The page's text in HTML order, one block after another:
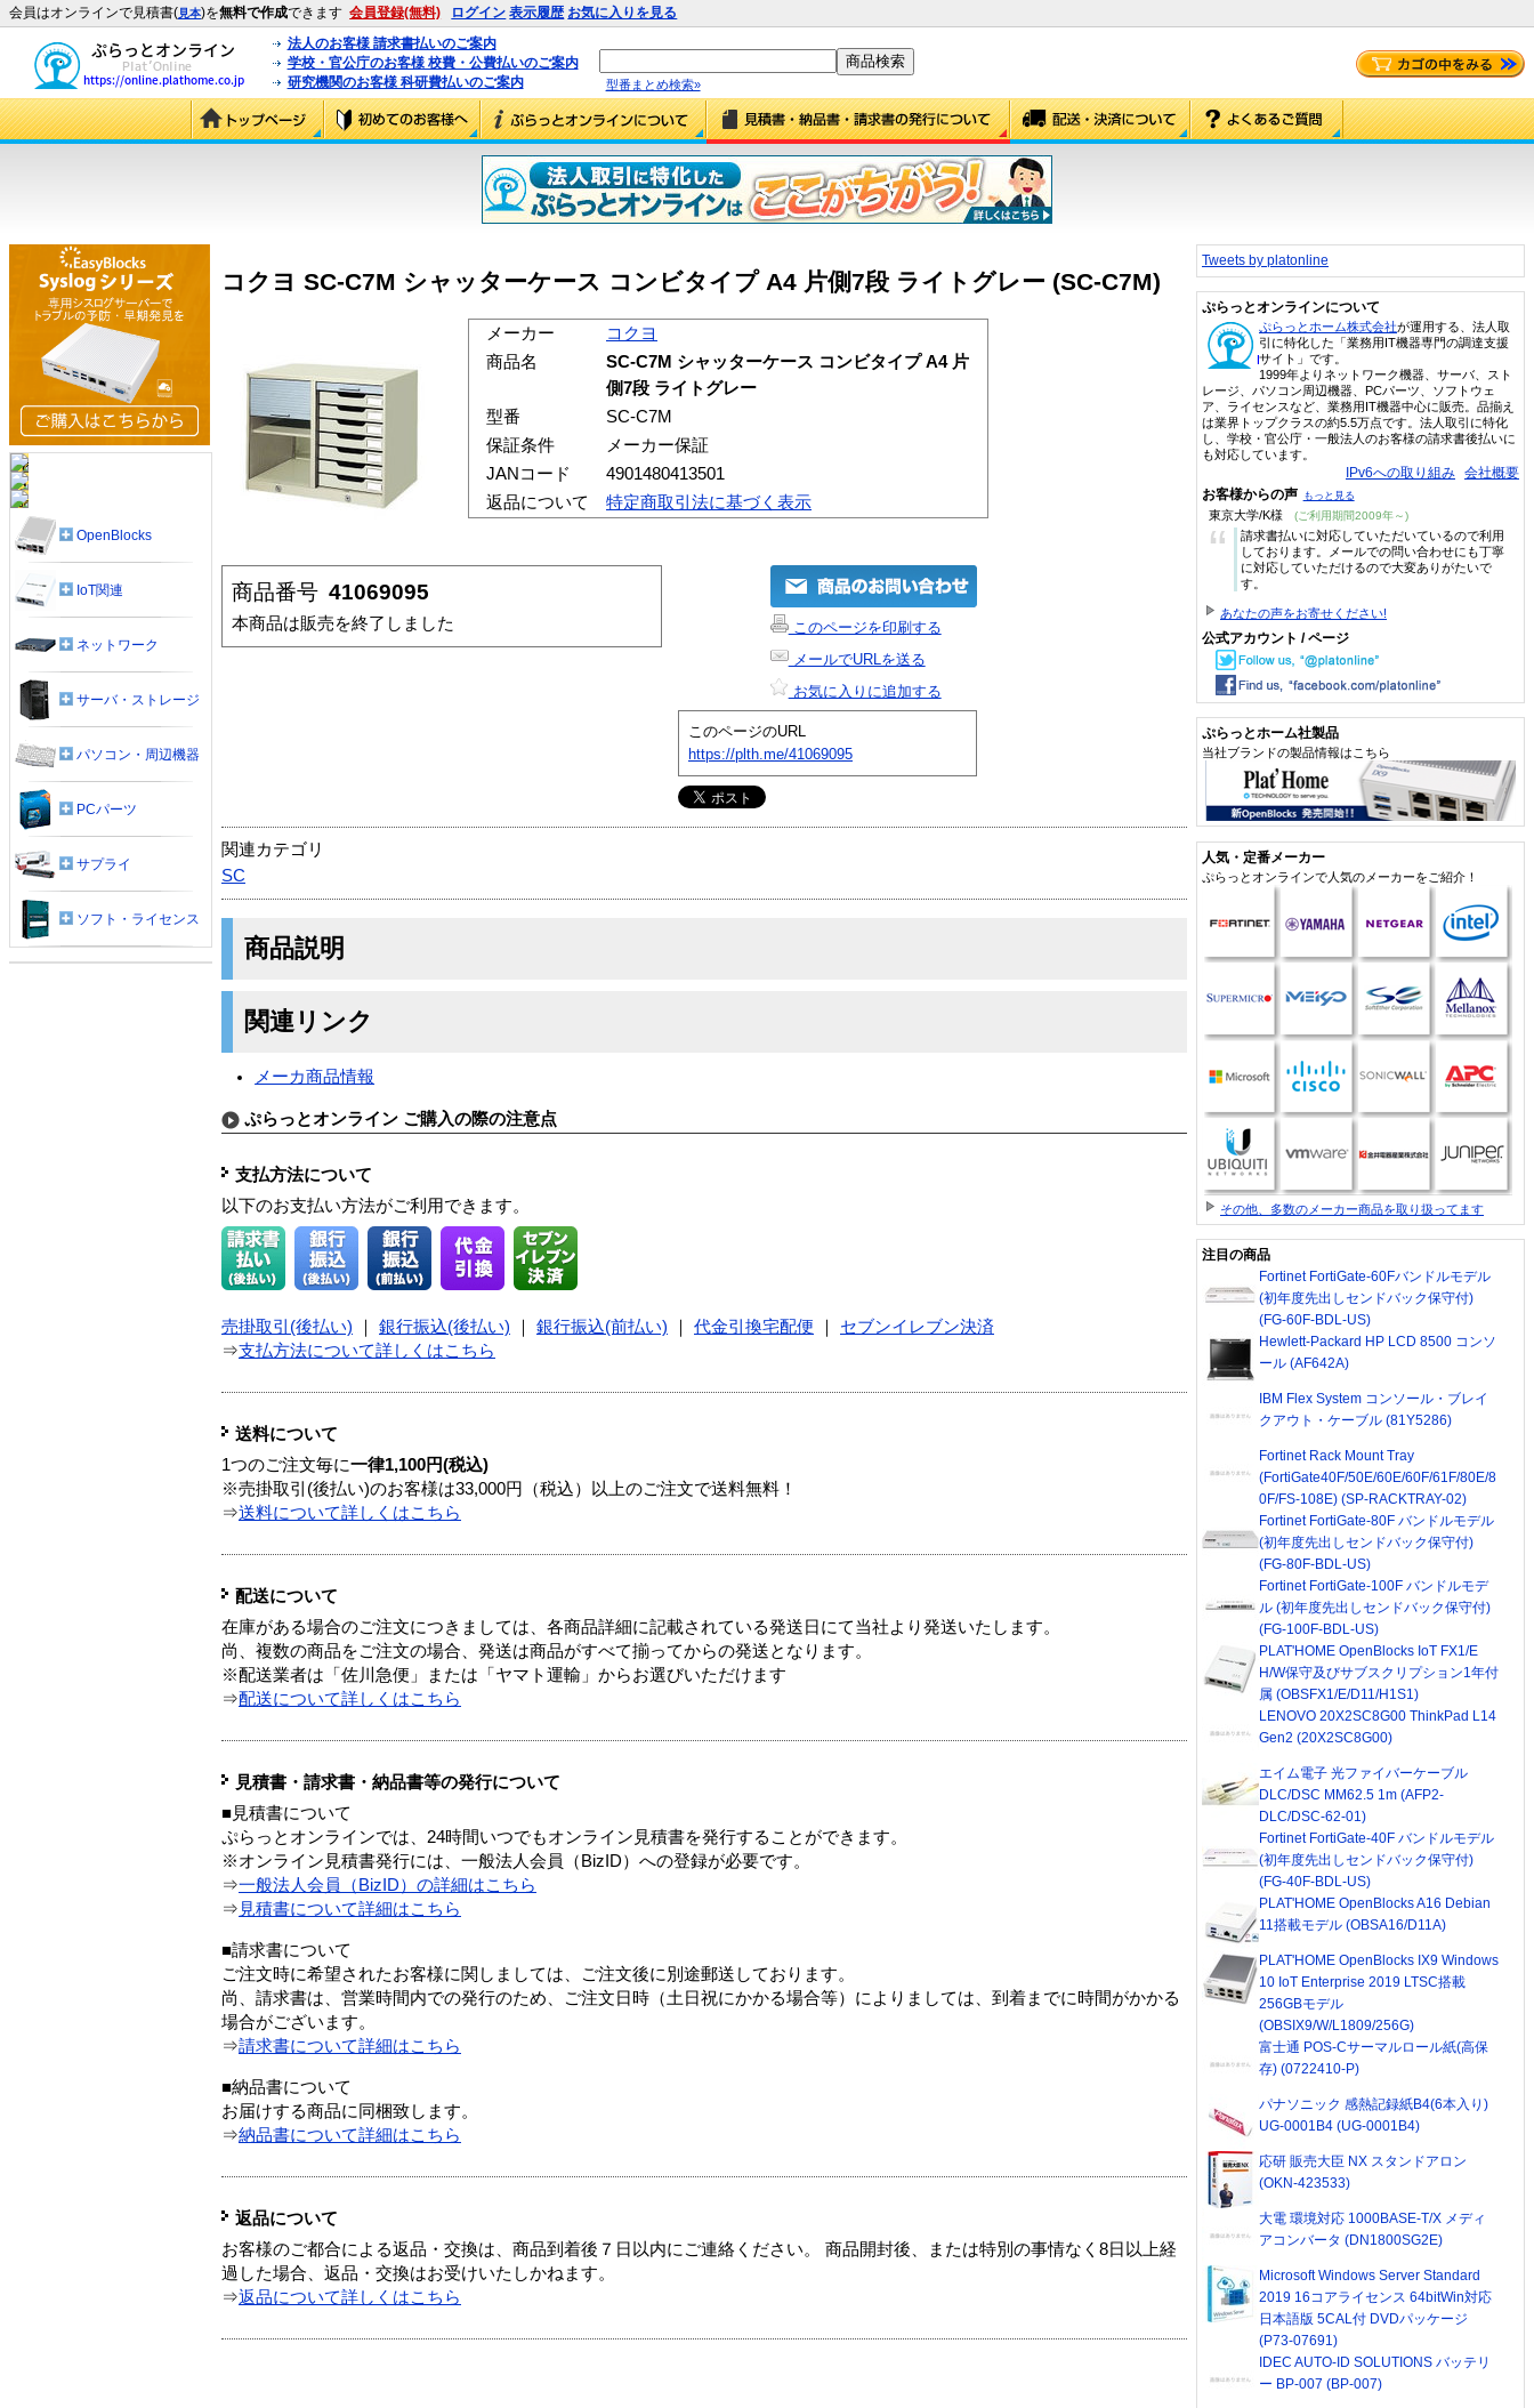
会員はオンラインで見積書(見本)を無料で作成できます 会員登録(無料) ログイン 表示履歴 お気に入りを見る
法人のお客様 請求書払いのご案内
学校・官公庁のお客様 校費・公費払いのご案内
研究機関のお客様 科研費払いのご案内
型番まとめ検索»
コクヨ SC-C7M シャッターケース コンビタイプ A4 片側7段 ライトグレー (SC-C7M)
メーカー
コクヨ
商品名
SC-C7M シャッターケース コンビタイプ A4 片
側7段 ライトグレー
型番
SC-C7M
保証条件
メーカー保証
JANコード
4901480413501
返品について
特定商取引法に基づく表示
商品番号 41069095
本商品は販売を終了しました
このページを印刷する
メールでURLを送る
お気に入りに追加する
このページのURL
https://plth.me/41069095
関連カテゴリ
SC
商品説明
関連リンク
メーカ商品情報
ぷらっとオンライン ご購入の際の注意点
支払方法について
以下のお支払い方法がご利用できます。
売掛取引(後払い) 銀行振込(後払い) 銀行振込(前払い) 代金引換宅配便
セブンイレブン決済
⇒支払方法について詳しくはこちら
送料について
1つのご注文毎に一律1,100円(税込)
※売掛取引(後払い)のお客様は33,000円（税込）以上のご注文で送料無料！
⇒送料について詳しくはこちら
配送について
在庫がある場合のご注文につきましては、各商品詳細に記載されている発送日にて当社より発送いたします。
尚、複数の商品をご注文の場合、発送は商品がすべて揃ってからの発送となります。
※配送業者は「佐川急便」または「ヤマト運輸」からお選びいただけます
⇒配送について詳しくはこちら
見積書・請求書・納品書等の発行について
■見積書について
ぷらっとオンラインでは、24時間いつでもオンライン見積書を発行することができます。
※オンライン見積書発行には、一般法人会員（BizID）への登録が必要です。
⇒一般法人会員（BizID）の詳細はこちら
⇒ 見積書について詳細はこちら
■請求書について
ご注文時に希望されたお客様に関しましては、ご注文後に別途郵送しております。
尚、請求書は、営業時間内での発行のため、ご注文日時（土日祝にかかる場合等）によりましては、到着までに時間がかかる
場合がございます。
⇒請求書について詳細はこちら
■納品書について
お届けする商品に同梱致します。
⇒納品書について詳細はこちら
返品について
お客様のご都合による返品・交換は、商品到着後７日以内にご連絡ください。 商品開封後、または特別の事情なく8日以上経
過した場合、返品・交換はお受けいたしかねます。
⇒返品について詳しくはこちら
OpenBlocks
IoT関連
ネットワーク
サーバ・ストレージ
パソコン・周辺機器
PCパーツ
サプライ
ソフト・ライセンス
Tweets by platonline
ぷらっとオンラインについて
ぷらっとホーム株式会社が運用する、法人取
引に特化した「業務用IT機器専門の調達支援
サイト」です。
1999年よりネットワーク機器、サーバ、スト
レージ、パソコン周辺機器、PCパーツ、ソフトウェ
ア、ライセンスなど、業務用IT機器中心に販売。品揃え
は業界トップクラスの約5.5万点です。法人取引に特化
し、学校・官公庁・一般法人のお客様の請求書後払いに
も対応しています。
IPv6への取り組み 会社概要
お客様からの声 もっと見る
東京大学/K様 (ご利用期間2009年～)
“
請求書払いに対応していただいているので利用
しております。メールでの問い合わせにも丁寧
に対応していただけるので大変ありがたいで
す。
あなたの声をお寄せください!
公式アカウント / ページ
ぷらっとホーム社製品
当社ブランドの製品情報はこちら
人気・定番メーカー
ぷらっとオンラインで人気のメーカーをご紹介！
その他、多数のメーカー商品を取り扱ってます
注目の商品
Fortinet FortiGate-60Fバンドルモデル
(初年度先出しセンドバック保守付)
(FG-60F-BDL-US)
Hewlett-Packard HP LCD 8500 コンソ
ール (AF642A)
IBM Flex System コンソール・ブレイ
クアウト・ケーブル (81Y5286)
Fortinet Rack Mount Tray
(FortiGate40F/50E/60E/60F/61F/80E/8
0F/FS-108E) (SP-RACKTRAY-02)
Fortinet FortiGate-80F バンドルモデル
(初年度先出しセンドバック保守付)
(FG-80F-BDL-US)
Fortinet FortiGate-100F バンドルモデ
ル (初年度先出しセンドバック保守付)
(FG-100F-BDL-US)
PLAT'HOME OpenBlocks IoT FX1/E
H/W保守及びサブスクリプション1年付
属 (OBSFX1/E/D11/H1S1)
LENOVO 20X2SC8G00 ThinkPad L14
Gen2 (20X2SC8G00)
エイム電子 光ファイバーケーブル
DLC/DSC MM62.5 1m (AFP2-
DLC/DSC-62-01)
Fortinet FortiGate-40F バンドルモデル
(初年度先出しセンドバック保守付)
(FG-40F-BDL-US)
PLAT'HOME OpenBlocks A16 Debian
11搭載モデル (OBSA16/D11A)
PLAT'HOME OpenBlocks IX9 Windows
10 IoT Enterprise 2019 LTSC搭載
256GBモデル
(OBSIX9/W/L1809/256G)
富士通 POS-Cサーマルロール紙(高保
存) (0722410-P)
パナソニック 感熱記録紙B4(6本入り)
UG-0001B4 (UG-0001B4)
応研 販売大臣 NX スタンドアロン
(OKN-423533)
大電 環境対応 1000BASE-T/X メディ
アコンバータ (DN1800SG2E)
Microsoft Windows Server Standard
2019 16コアライセンス 64bitWin対応
日本語版 5CAL付 DVDパッケージ
(P73-07691)
IDEC AUTO-ID SOLUTIONS バッテリ
ー BP-007 (BP-007)